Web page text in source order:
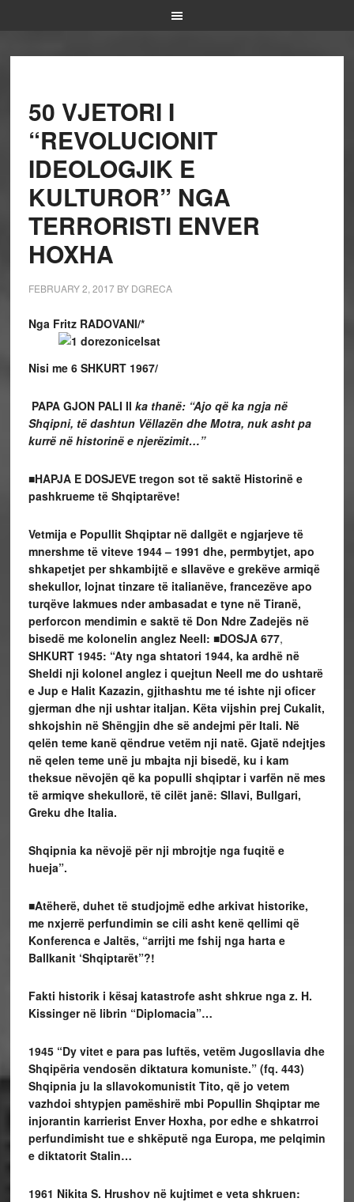
50 VJETORI I
“REVOLUCIONIT
IDEOLOGJIK E
KULTUROR” NGA
TERRORISTI ENVER
HOXHA
FEBRUARY 2, 2017BY DGRECA
Nga Fritz RADOVANI/*
Nisi me 6 SHKURT 1967/
PAPA GJON PALI II ka thanë: “Ajo që ka ngja në
Shqipni, të dashtun Vëllazën dhe Motra, nuk asht pa
kurrë në historinë e njerëzimit…”
■HAPJA E DOSJEVE tregon sot të saktë Historinë e
pashkrueme të Shqiptarëve!
Vetmija e Popullit Shqiptar në dallgët e ngjarjeve të
mnershme të viteve 1944 – 1991 dhe, permbytjet, apo
shkapetjet per shkambijtë e sllavëve e grekëve armiqë
shekullor, lojnat tinzare të italianëve, francezëve apo
turqëve lakmues nder ambasadat e tyne në Tiranë,
perforcon mendimin e saktë të Don Ndre Zadejës në
bisedë me kolonelin anglez Neell: ■DOSJA 677,
SHKURT 1945: “Aty nga shtatori 1944, ka ardhë në
Sheldi nji kolonel anglez i quejtun Neell me do ushtarë
e Jup e Halit Kazazin, gjithashtu me té ishte nji oficer
gjerman dhe nji ushtar italjan. Këta vijshin prej Cukalit,
shkojshin në Shëngjin dhe së andejmi për Itali. Në
qelën teme kanë qëndrue vetëm nji natë. Gjatë ndejtjes
në qelen teme unë ju mbajta nji bisedë, ku i kam
theksue nëvojën që ka populli shqiptar i varfën në mes
të armiqve shekullorë, të cilët janë: Sllavi, Bullgari,
Greku dhe Italia.
Shqipnia ka nëvojë për nji mbrojtje nga fuqitë e
hueja”.
■Atëherë, duhet të studjojmë edhe arkivat historike,
me nxjerrë perfundimin se cili asht kenë qellimi që
Konferenca e Jaltës, “arrijti me fshij nga harta e
Ballkanit ‘Shqiptarët”?!
Fakti historik i kësaj katastrofe asht shkrue nga z. H.
Kissinger në librin “Diplomacia”…
1945 “Dy vitet e para pas luftës, vetëm Jugosllavia dhe
Shqipëria vendosën diktatura komuniste.” (fq. 443)
Shqipnia ju la sllavokomunistit Tito, që jo vetem
vazhdoi shtypjen pamëshirë mbi Popullin Shqiptar me
injorantin karrierist Enver Hoxha, por edhe e shkatrroi
perfundimisht tue e shkëputë nga Europa, me pelqimin
e diktatorit Stalin…
1961 Nikita S. Hrushov në kujtimet e veta shkruen: